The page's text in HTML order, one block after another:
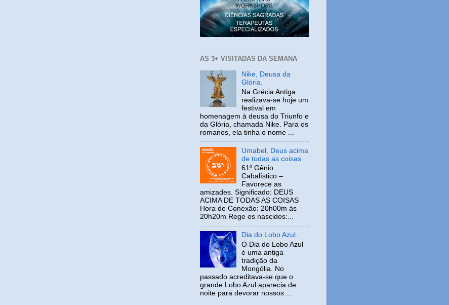
AS 3+ VISITADAS DA SEMANA
Nike, Deusa da
Glória.
Na Grécia Antiga
realizava-se hoje um
festival em
homenagem à deusa do Triunfo e
da Glória, chamada Nike. Para os
romanos, ela tinha o nome ...
Umabel, Deus acima
de todas as coisas
61º Gênio
Cabalístico –
Favorece as
amizades. Significado: DEUS
ACIMA DE TODAS AS COISAS
Hora de Conexão: 20h00m às
20h20m Rege os nascidos:...
Dia do Lobo Azul.
O Dia do Lobo Azul
é uma antiga
tradição da
Mongólia. No
passado acreditava-se que o
grande Lobo Azul aparecia de
noite para devorar nossos ...